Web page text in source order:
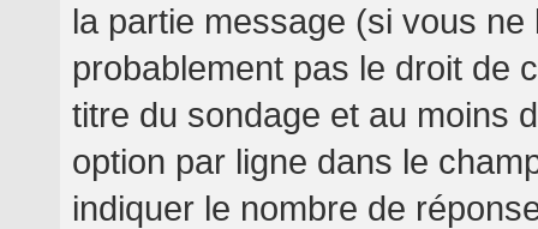
la partie message (si vous ne
probablement pas le droit de
titre du sondage et au moins
option par ligne dans le
indiquer le nombre de